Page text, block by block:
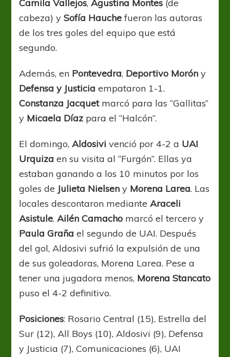
Camila Vallejos,Agustina Montes (de
cabeza) ySofía Hauche fueron las autoras
de los tres goles del equipo que está
segundo.
Además, en Pontevedra, Deportivo Morón y
Defensa y Justicia empataron 1-1.
Constanza Jacquetmarcó para las “Gallitas”
y Micaela Díaz para el “Halcón”.
El domingo,Aldosivi venció por 4-2 a UAI
Urquiza en su visita al “Furgón”. Ellas ya
estaban ganando a los 10 minutos por los
goles de Julieta Nielsen y Morena Larea. Las
locales descontaron medianteAraceli
Asistule.Ailén Camacho marcó el tercero y
Paula Graña el segundo de UAI. Después
del gol, Aldosivi sufrió la expulsión de una
de sus goleadoras, Morena Larea. Pese a
tener una jugadora menos, Morena Stancato
puso el 4-2 definitivo.
Posiciones: Rosario Central (15), Estrella del
Sur (12), All Boys (10), Aldosivi (9), Defensa
y Justicia (7), Comunicaciones (6), UAI